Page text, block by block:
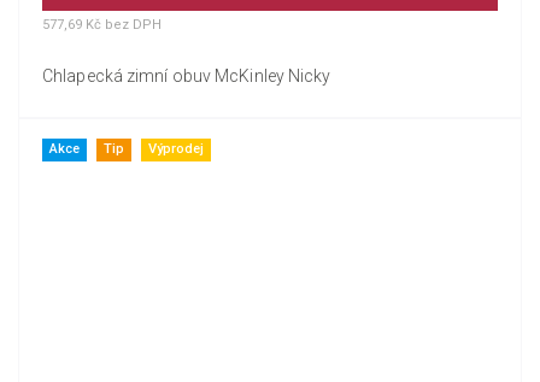
577,69 Kč bez DPH
Chlapecká zimní obuv McKinley Nicky
Akce Tip Výprodej